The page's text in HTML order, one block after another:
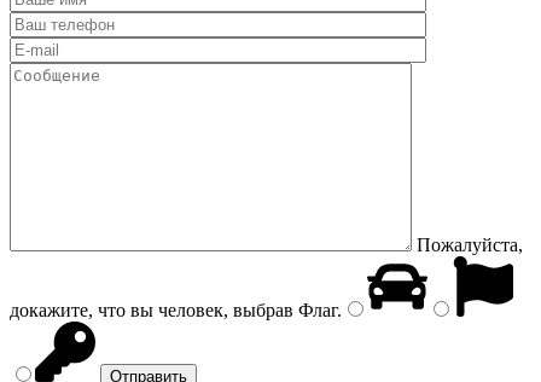
Пожалуйста,
докажите, что вы человек, выбрав Флаг.